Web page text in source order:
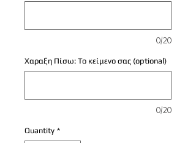
0/20
Χαραξη Πίσω: Το κείμενο σας (optional)
0/20
Quantity *